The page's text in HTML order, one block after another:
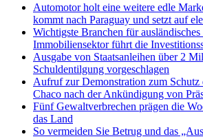
Automotor holt eine weitere edle
kommt nach Paraguay und setzt auf
Wichtigste Branchen für
Immobiliensektor führt die
Ausgabe von Staatsanleihen über 2
Schuldentilgung vorgeschlagen
Aufruf zur Demonstration zum Schutz
Chaco nach der Ankündigung von
Fünf Gewaltverbrechen prägen die
das Land
So vermeiden Sie Betrug und das